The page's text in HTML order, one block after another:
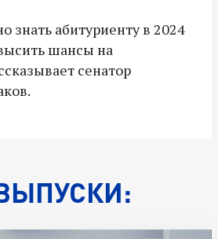
знать абитуриенту в 2024
шансы на
сенатор